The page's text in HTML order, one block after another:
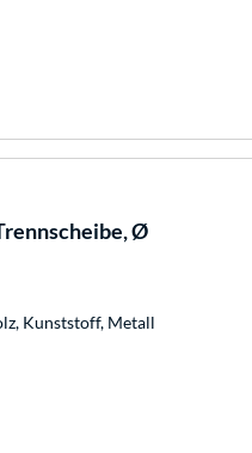
Ø
Kunststoff, Metall